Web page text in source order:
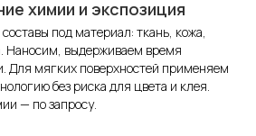
химии и экспозиция
под материал: ткань, кожа,
Наносим, выдерживаем время
Для мягких поверхностей применяем
без риска для цвета и клея.
— по запросу.